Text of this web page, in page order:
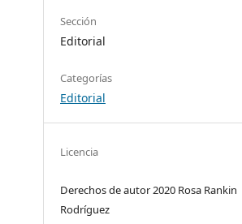
Sección
Editorial
Categorías
Editorial
Licencia
Derechos de autor 2020 Rosa Rankin
Rodríguez